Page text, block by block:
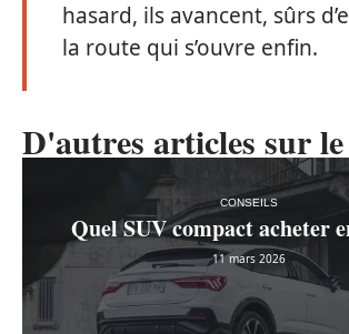
hasard, ils avancent, sûrs
la route qui s’ouvre enfin.
D'autres articles sur
CONSEILS
Quel SUV compact acheter
11 mars 2026